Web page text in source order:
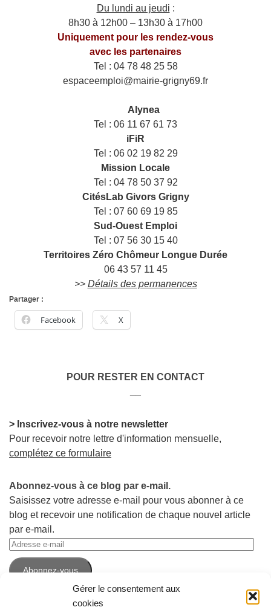
Gérer le consentement aux
cookies
Du lundi au jeudi :
8h30 à 12h00 – 13h30 à 17h00
Uniquement pour les rendez-vous
avec les partenaires
Tel : 04 78 48 25 58
espaceemploi@mairie-grigny69.fr
Alynea
Tel : 06 11 67 61 73
iFiR
Tel : 06 02 19 82 29
Mission Locale
Tel : 04 78 50 37 92
CitésLab Givors Grigny
Tel : 07 60 69 19 85
Sud-Ouest Emploi
Tel : 07 56 30 15 40
Territoires Zéro Chômeur Longue Durée
06 43 57 11 45
>> Détails des permanences
Partager :
Facebook X
POUR RESTER EN CONTACT
> Inscrivez-vous à notre newsletter
Pour recevoir notre lettre d'information mensuelle,
complétez ce formulaire
Abonnez-vous à ce blog par e-mail.
Saisissez votre adresse e-mail pour vous abonner à ce
blog et recevoir une notification de chaque nouvel article
par e-mail.
Adresse
e-
mailAbonnez-vous